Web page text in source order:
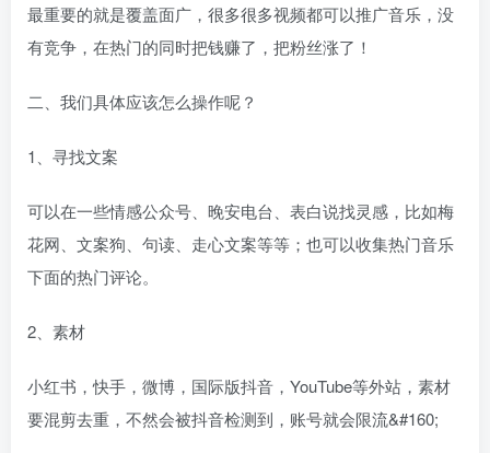
最重要的就是覆盖面广，很多很多视频都可以推广音乐，没
有竞争，在热门的同时把钱赚了，把粉丝涨了！
二、我们具体应该怎么操作呢？
1、寻找文案
可以在一些情感公众号、晚安电台、表白说找灵感，比如梅
花网、文案狗、句读、走心文案等等；也可以收集热门音乐
下面的热门评论。
2、素材
小红书，快手，微博，国际版抖音，YouTube等外站，素材
要混剪去重，不然会被抖音检测到，账号就会限流&#160;